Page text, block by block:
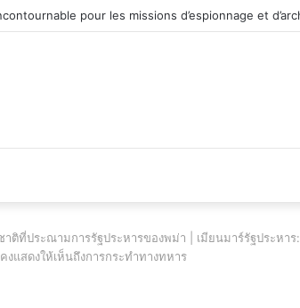
en plein essor
ที่ประณามการรัฐประหารของพม่า | เมียนมาร์รัฐประหาร:
สดงให้เห็นถึงการกระทำทางทหาร